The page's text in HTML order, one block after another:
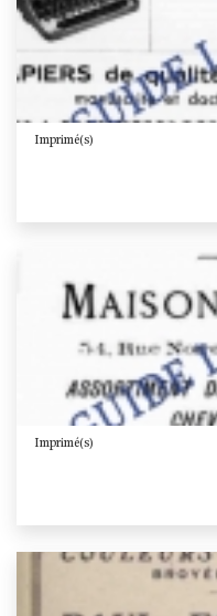
Imprimé(s)
Imprimé(s)